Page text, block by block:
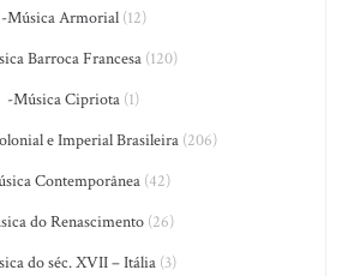
-Música Armorial(12)
Barroca Francesa(120)
-Música Cipriota (1)
e Imperial Brasileira(206)
Contemporânea(42)
do Renascimento (26)
do séc. XVII – Itália (3)